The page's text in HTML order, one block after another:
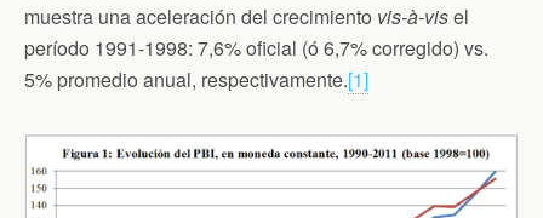
muestra una aceleración del crecimiento vis-à-visel
período 1991-1998: 7,6% oficial (ó 6,7% corregido) vs.
5% promedio anual, respectivamente.[1]